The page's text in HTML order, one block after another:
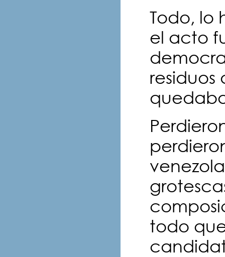
Todo, lo
el acto
todo